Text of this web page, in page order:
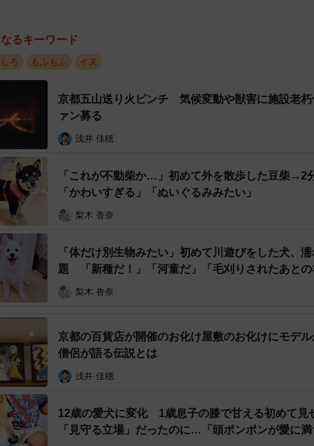
んは「エレベーターに乗っている時間に耐えれば、後は何と
うなので、（降りると）普段通りの様子に戻ります。マンショ
移動が原則なので１２キロをずっと抱っこしている飼い主の腕
す」といいます。また「実家では自宅にはない大きなソファー
に飛び乗って寛いでいます」（七さん）とのことなので、つる
ごしているようです。
るキーワード
ろ もふもふ イヌ
京都五山送り火ピンチ 気候変動や獣害に施設老
ァン募る
浅井 佳穂
「これが不動柴か…」初めて外を散歩した豆柴→2
「かわいすぎる」「ぬいぐるみみたい」
梨木 香奈
「体だけ別生物みたい」初めて川遊びをした犬、
題 「新種だ！」「河童だ」「毛刈りされたあとの
梨木 香奈
京都の百貨店が開催のお化け屋敷のお化けにモデ
僧侶が語る伝説とは
浅井 佳穂
12歳の愛犬に変化 1歳息子の膝で甘える初めて
「見守る立場」だったのに…「頭ポンポンが愛に